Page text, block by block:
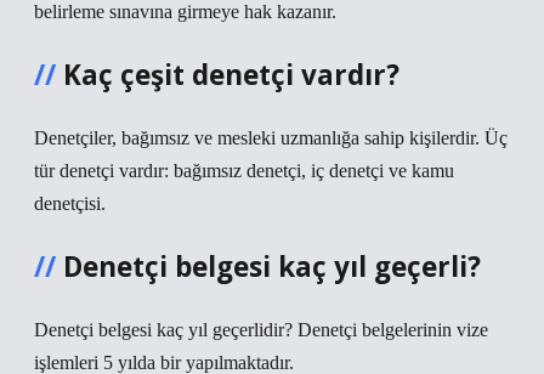
belirleme sınavına girmeye hak kazanır.
Kaç çeşit denetçi vardır?
Denetçiler, bağımsız ve mesleki uzmanlığa sahip kişilerdir. Üç
tür denetçi vardır: bağımsız denetçi, iç denetçi ve kamu
denetçisi.
Denetçi belgesi kaç yıl geçerli?
Denetçi belgesi kaç yıl geçerlidir? Denetçi belgelerinin vize
işlemleri 5 yılda bir yapılmaktadır.